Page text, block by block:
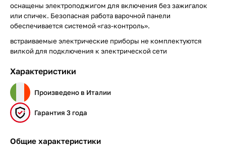
оснащены электроподжигом для включения без зажигалок
или спичек. Безопасная работа варочной панели
обеспечивается системой «газ-контроль».
встраиваемые электрические приборы не комплектуются
вилкой для подключения к электрической сети
Характеристики
Произведено в Италии
Гарантия 3 года
Общие характеристики